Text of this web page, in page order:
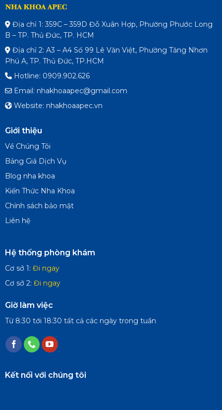
Địa chỉ 1: 359C – 359D Đỗ Xuân Hợp, Phường Phước Long
B – TP. Thủ Đức, TP. HCM
Địa chỉ 2: A3 – A4 Số 99 Lê Văn Việt, Phường Tăng Nhơn
Phú A, TP. Thủ Đức, TP.HCM
Hotline: 0909.902.626
Email: nhakhoaapec@gmail.com
Website: nhakhoaapec.vn
Giới thiệu
Về Chúng Tôi
Bảng Giá Dịch Vụ
Blog nha khoa
Kiến Thức Nha Khoa
Chính sách bảo mật
Liên hệ
Hệ thống phòng khám
Cơ sở 1: Đi ngay
Cơ sở 2: Đi ngay
Giờ làm việc
Từ 8:30 tới 18:30 tất cả các ngày trong tuần
Kết nối với chúng tôi